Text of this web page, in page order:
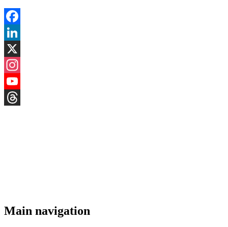
Facebook
LinkedIn
X
Instagram
YouTube
Main navigation